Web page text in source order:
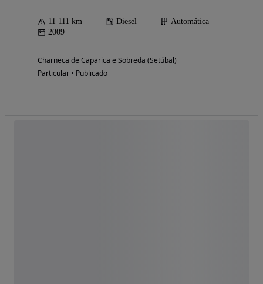
11 111 km Diesel
Automática
2009
Charneca de Caparica e Sobreda (Setúbal)
Particular • Publicado